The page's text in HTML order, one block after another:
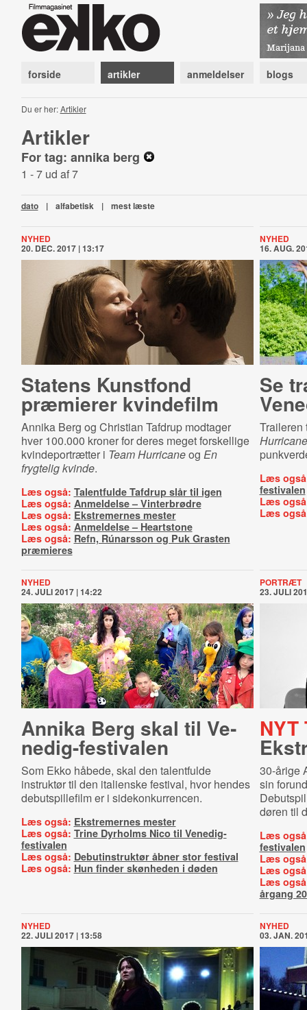
forside artikler anmeldelser blogs
Du er her:Artikler
Artikler
For tag: annika berg
1 - 7 ud af 7
dato | alfabetisk | mest læste
NYHED
20. DEC. 2017 | 13:17
Statens Kunstfond
præmierer kvindefilm
Annika Berg og Christian Tafdrup modtager
hver 100.000 kroner for deres meget forskellige
kvindeportrætter i Team Hurricaneog En
frygtelig kvinde.
Læs også: Talentfulde Tafdrup slår til igen
Læs også: Anmeldelse – Vinterbrødre
Læs også: Ekstremernes mester
Læs også: Anmeldelse – Heartstone
Læs også: Refn, Rúnarsson og Puk Grasten
præmieres
NYHED
16. AUG.
Se
Hurricane
Læs
festivalen
Læs
Læs
NYHED
24. JULI 2017 | 14:22
Annika Berg skal til Ve­
ne­dig-​festi­va­len
Som Ekko håbede, skal den talentfulde
instruktør til den italienske festival, hvor hendes
debutspillefilm er i sidekonkurrencen.
Læs også: Ekstremernes mester
Læs også: Trine Dyrholms Nico til Venedig-
festivalen
Læs også: Debutinstruktør åbner stor festival
Læs også: Hun finder skønheden i døden
PORTRÆT
23. JULI
NYT
30-årige
sin
døren til
Læs
festivalen
Læs
Læs
Læs
årgang
NYHED
22. JULI 2017 | 13:58
NYHED
03. JAN.